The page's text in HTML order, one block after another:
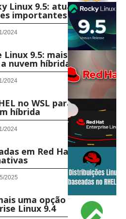
Linux 9.5: atualizações,
importantes
2024
9.5: mais segurança
nuvem híbrida
2024
no WSL para
híbrida
2024
em Red Hat: conheça
2025
uma opção gratuita
Linux 9.4